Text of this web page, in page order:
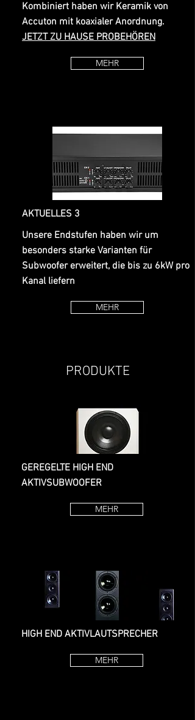
Kombiniert haben wir Keramik von
Accuton mit koaxialer Anordnung.
JETZT ZU HAUSE PROBEHÖREN
MEHR
AKTUELLES 3
Unsere Endstufen haben wir um
besonders starke Varianten für
Subwoofer erweitert, die bis zu 6kW pro
Kanal liefern
MEHR
PRODUKTE
GEREGELTE HIGH END
AKTIVSUBWOOFER
MEHR
HIGH END AKTIVLAUTSPRECHER
MEHR